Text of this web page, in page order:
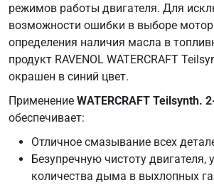
режимов работы двигателя. Для
возможности ошибки в выборе
определения наличия масла в
продукт RAVENOL WATERCRAFT
окрашен в синий цвет.
Применение WATERCRAFT Teilsynth.
обеспечивает:
Отличное смазывание всех
Безупречную чистоту двигателя,
количества дыма в выхлопных